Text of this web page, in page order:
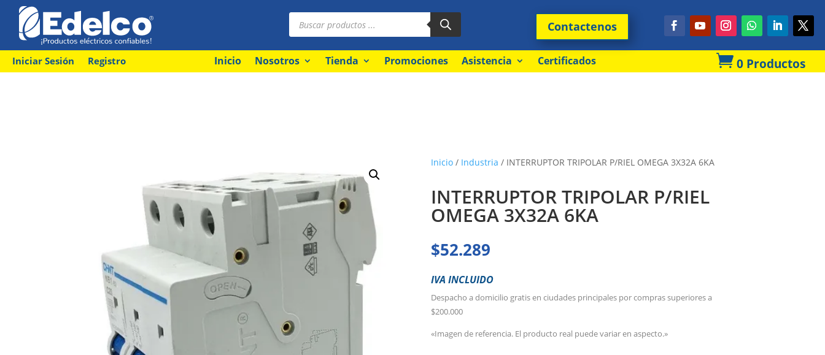
Búsqueda
productos Contactenos
Iniciar Sesión Registro Inicio Nosotros Tienda Promociones Asistencia Certificados  0 Productos
Inicio/ Industria / INTERRUPTOR TRIPOLAR P/RIEL OMEGA 3X32A 6KA
INTERRUPTOR TRIPOLAR P/RIEL
OMEGA 3X32A 6KA
$52.289
IVA INCLUIDO
Despacho a domicilio gratis en ciudades principales por compras superiores a
$200.000
«Imagen de referencia. El producto real puede variar en aspecto.»